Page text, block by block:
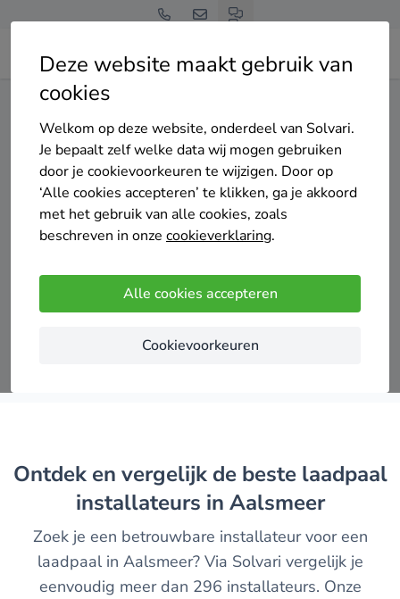
Deze website maakt gebruik van
cookies
Welkom op deze website, onderdeel van Solvari.
Je bepaalt zelf welke data wij mogen gebruiken
door je cookievoorkeuren te wijzigen. Door op
‘Alle cookies accepteren’ te klikken, ga je akkoord
met het gebruik van alle cookies, zoals
beschreven in onze cookieverklaring.
Alle cookies accepteren
Cookievoorkeuren
Home Laadpaal
Gratis en vrijblijvend
Top 20 laadpaal
installateurs in
Aalsmeer
Vergelijk offertes
Ontdek en vergelijk de beste laadpaal
installateurs in Aalsmeer
Zoek je een betrouwbare installateur voor een
laadpaal in Aalsmeer? Via Solvari vergelijk je
eenvoudig meer dan 296 installateurs. Onze